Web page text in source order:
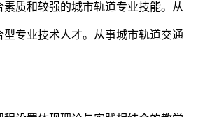
质和较强的城市轨道专业技能。从
专业技术人才。从事城市轨道交通